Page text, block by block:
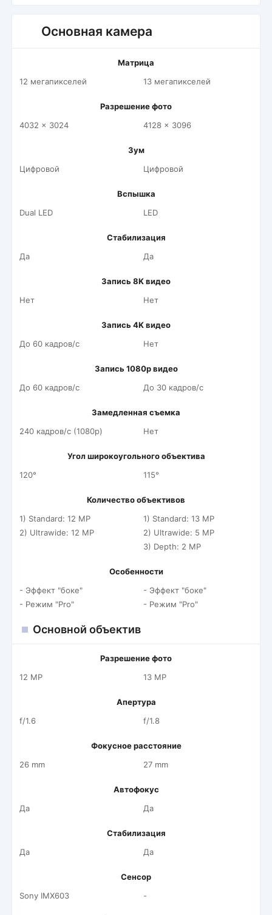
Основная камера
Матрица
12 мегапикселей
13 мегапикселей
Разрешение фото
4032 x 3024
4128 x 3096
Зум
Цифровой
Цифровой
Вспышка
Dual LED
LED
Стабилизация
Да
Да
Запись 8K видео
Нет
Нет
Запись 4K видео
До 60 кадров/c
Нет
Запись 1080p видео
До 60 кадров/c
До 30 кадров/c
Замедленная съемка
240 кадров/c (1080p)
Нет
Угол широкоугольного объектива
120°
115°
Количество объективов
1) Standard: 12 MP
2) Ultrawide: 12 MP
1) Standard: 13 MP
2) Ultrawide: 5 MP
3) Depth: 2 MP
Особенности
- Эффект "боке"
- Режим "Pro"
- Эффект "боке"
- Режим "Pro"
Основной объектив
Разрешение фото
12 MP
13 MP
Апертура
f/1.6
f/1.8
Фокусное расстояние
26 mm
27 mm
Автофокус
Да
Да
Стабилизация
Да
Да
Сенсор
Sony IMX603
-